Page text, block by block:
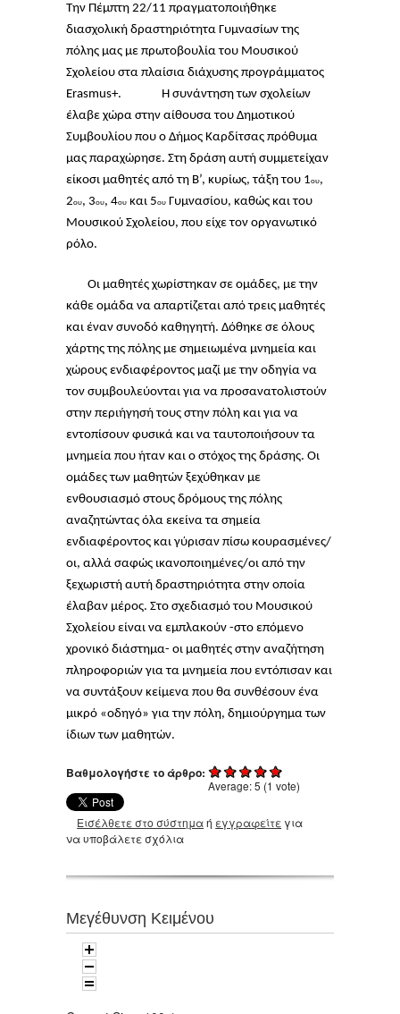
Την Πέμπτη 22/11 πραγματοποιήθηκε
διασχολική δραστηριότητα Γυμνασίων της
πόλης μας με πρωτοβουλία του Μουσικού
Σχολείου στα πλαίσια διάχυσης προγράμματος
Erasmus+. Η συνάντηση των σχολείων
έλαβε χώρα στην αίθουσα του Δημοτικού
Συμβουλίου που ο Δήμος Καρδίτσας πρόθυμα
μας παραχώρησε. Στη δράση αυτή συμμετείχαν
είκοσι μαθητές από τη Β’, κυρίως, τάξη του 1ου,
2ου, 3ου, 4ου και 5ου Γυμνασίου, καθώς και του
Μουσικού Σχολείου, που είχε τον οργανωτικό
ρόλο.
Οι μαθητές χωρίστηκαν σε ομάδες, με την
κάθε ομάδα να απαρτίζεται από τρεις μαθητές
και έναν συνοδό καθηγητή. Δόθηκε σε όλους
χάρτης της πόλης με σημειωμένα μνημεία και
χώρους ενδιαφέροντος μαζί με την οδηγία να
τον συμβουλεύονται για να προσανατολιστούν
στην περιήγησή τους στην πόλη και για να
εντοπίσουν φυσικά και να ταυτοποιήσουν τα
μνημεία που ήταν και ο στόχος της δράσης. Οι
ομάδες των μαθητών ξεχύθηκαν με
ενθουσιασμό στους δρόμους της πόλης
αναζητώντας όλα εκείνα τα σημεία
ενδιαφέροντος και γύρισαν πίσω κουρασμένες/
οι, αλλά σαφώς ικανοποιημένες/οι από την
ξεχωριστή αυτή δραστηριότητα στην οποία
έλαβαν μέρος. Στο σχεδιασμό του Μουσικού
Σχολείου είναι να εμπλακούν -στο επόμενο
χρονικό διάστημα- οι μαθητές στην αναζήτηση
πληροφοριών για τα μνημεία που εντόπισαν και
να συντάξουν κείμενα που θα συνθέσουν ένα
μικρό «οδηγό» για την πόλη, δημιούργημα των
ίδιων των μαθητών.
Βαθμολογήστε το άρθρο:
Average:5 (1 vote)
Εισέλθετε στο σύστημαή εγγραφείτε για
να υποβάλετε σχόλια
Μεγέθυνση Κειμένου